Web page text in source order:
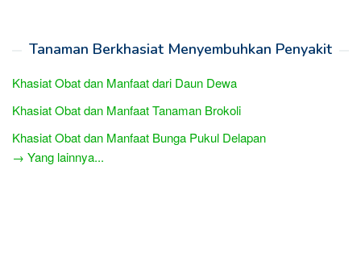
Tanaman Berkhasiat Menyembuhkan Penyakit
Khasiat Obat dan Manfaat dari Daun Dewa
Khasiat Obat dan Manfaat Tanaman Brokoli
Khasiat Obat dan Manfaat Bunga Pukul Delapan
→ Yang lainnya...